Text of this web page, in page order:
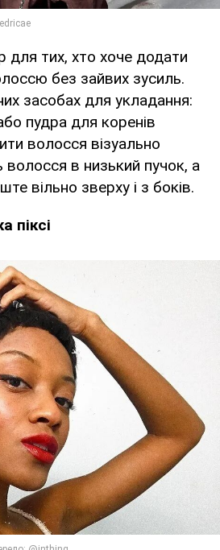
для тих, хто хоче додати
без зайвих зусиль.
засобах для укладання:
пудра для коренів
волосся візуально
волосся в низький пучок, а
вільно зверху і з боків.
піксі